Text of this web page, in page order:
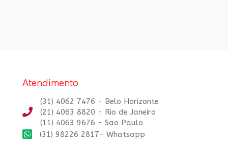
Atendimento
(31) 4062 7476 - Belo Horizonte
(21) 4063 8820 - Rio de Janeiro
(11) 4063 9676 - Sao Paulo
(31) 98226 2817- Whatsapp